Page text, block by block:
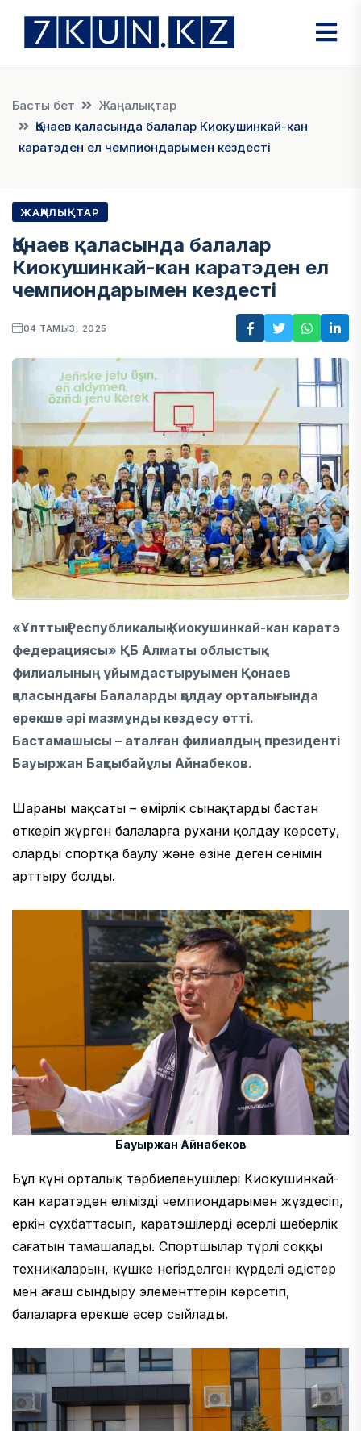
Басты бет
Жаңалықтар
Қонаев қаласында балалар Киокушинкай-кан
каратэден ел чемпиондарымен кездесті
ЖАҢАЛЫҚТАР
Қонаев қаласында балалар
Киокушинкай-кан каратэден ел
чемпиондарымен кездесті
04 ТАМЫЗ, 2025
«Ұлттық Республикалық Киокушинкай-кан каратэ
федерациясы» ҚБ Алматы облыстық
филиалының ұйымдастыруымен Қонаев
қаласындағы Балаларды қолдау орталығында
ерекше әрі мазмұнды кездесу өтті.
Бастамашысы – аталған филиалдың президенті
Бауыржан Бақтыбайұлы Айнабеков.
Шараның мақсаты – өмірлік сынақтарды бастан
өткеріп жүрген балаларға рухани қолдау көрсету,
оларды спортқа баулу және өзіне деген сенімін
арттыру болды.
Бауыржан Айнабеков
Бұл күні орталық тәрбиеленушілері Киокушинкай-
кан каратэден еліміздің чемпиондарымен жүздесіп,
еркін сұхбаттасып, каратэшілердің әсерлі шеберлік
сағатын тамашалады. Спортшылар түрлі соққы
техникаларын, күшке негізделген күрделі әдістер
мен ағаш сындыру элементтерін көрсетіп,
балаларға ерекше әсер сыйлады.